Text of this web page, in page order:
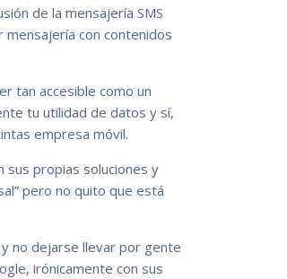
de la mensajería SMS
con contenidos
tan accesible como un
tu utilidad de datos y sí,
empresa móvil.
sus propias soluciones y
pero no quito que está
no dejarse llevar por gente
irónicamente con sus